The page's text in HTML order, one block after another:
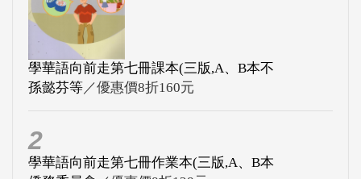
學華語向前走第七冊課本(三版,A、B本不
孫懿芬等／優惠價8折160元
2
學華語向前走第七冊作業本(三版,A、B本